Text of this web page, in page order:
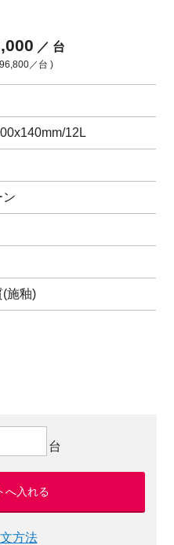
／ 台
／台 )
12L
ン
(施釉)
台
へ入れる
方法